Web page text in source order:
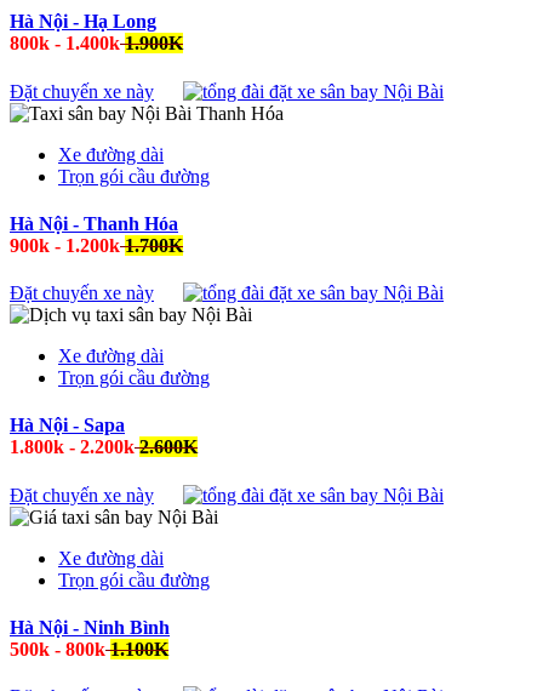
Hà Nội - Hạ Long
800k - 1.400k 1.900K
Đặt chuyến xe này
Xe đường dài
Trọn gói cầu đường
Hà Nội - Thanh Hóa
900k - 1.200k 1.700K
Đặt chuyến xe này
Xe đường dài
Trọn gói cầu đường
Hà Nội - Sapa
1.800k - 2.200k 2.600K
Đặt chuyến xe này
Xe đường dài
Trọn gói cầu đường
Hà Nội - Ninh Bình
500k - 800k 1.100K